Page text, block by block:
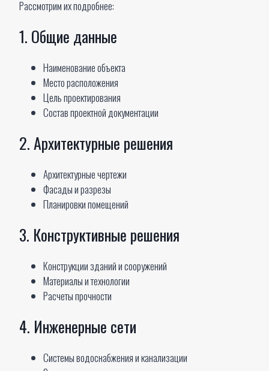
Рассмотрим их подробнее:
1. Общие данные
Наименование объекта
Место расположения
Цель проектирования
Состав проектной документации
2. Архитектурные решения
Архитектурные чертежи
Фасады и разрезы
Планировки помещений
3. Конструктивные решения
Конструкции зданий и сооружений
Материалы и технологии
Расчеты прочности
4. Инженерные сети
Системы водоснабжения и канализации